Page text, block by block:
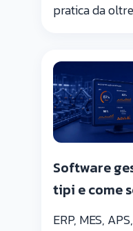
pratica da
Software
tipi e come
ERP, MES,